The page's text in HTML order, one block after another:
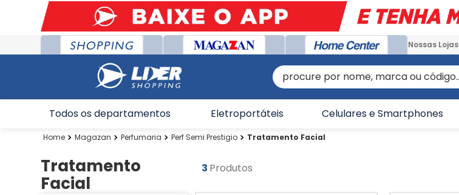
Nossas Lojas
procure por nome, marca ou código...
Todos os departamentos Eletroportáteis Celulares e Smartphones
Magazan Perfumaria Perf Semi Prestigio Tratamento Facial
Tratamento
Facial
3 Produtos